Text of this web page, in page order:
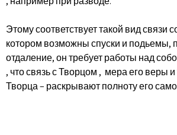
Этому соответствует такой вид
котором возможны спуски и подьемы,
отдаление, он требует работы над
, что связь с Творцом , мера его веры
Творца – раскрывают полноту его